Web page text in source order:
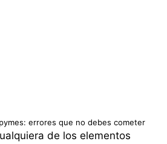
errores que no debes cometer
de los elementos